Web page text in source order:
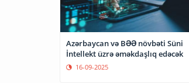
Azərbaycan və BƏƏ növbəti Süni
İntellekt üzrə əməkdaşlıq edəcək
16-09-2025